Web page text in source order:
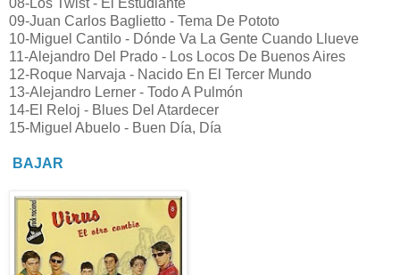
08-Los Twist - El Estudiante
09-Juan Carlos Baglietto - Tema De Pototo
10-Miguel Cantilo - Dónde Va La Gente Cuando Llueve
11-Alejandro Del Prado - Los Locos De Buenos Aires
12-Roque Narvaja - Nacido En El Tercer Mundo
13-Alejandro Lerner - Todo A Pulmón
14-El Reloj - Blues Del Atardecer
15-Miguel Abuelo - Buen Día, Día
BAJAR